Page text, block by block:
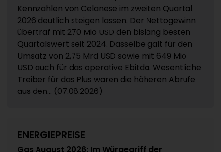
Kennzahlen von Celanese im zweiten Quartal
2026 deutlich steigen lassen. Der Nettogewinn
übertraf mit 270 Mio USD den bislang besten
Quartalswert seit 2024. Dasselbe galt für den
Umsatz von 2,75 Mrd USD sowie mit 649 Mio
USD auch für das operative Ebitda. Wesentliche
Treiber für das Plus waren die höheren Abrufe
aus den... (07.08.2026)
ENERGIEPREISE
Gas August 2026: Im Würgegriff der